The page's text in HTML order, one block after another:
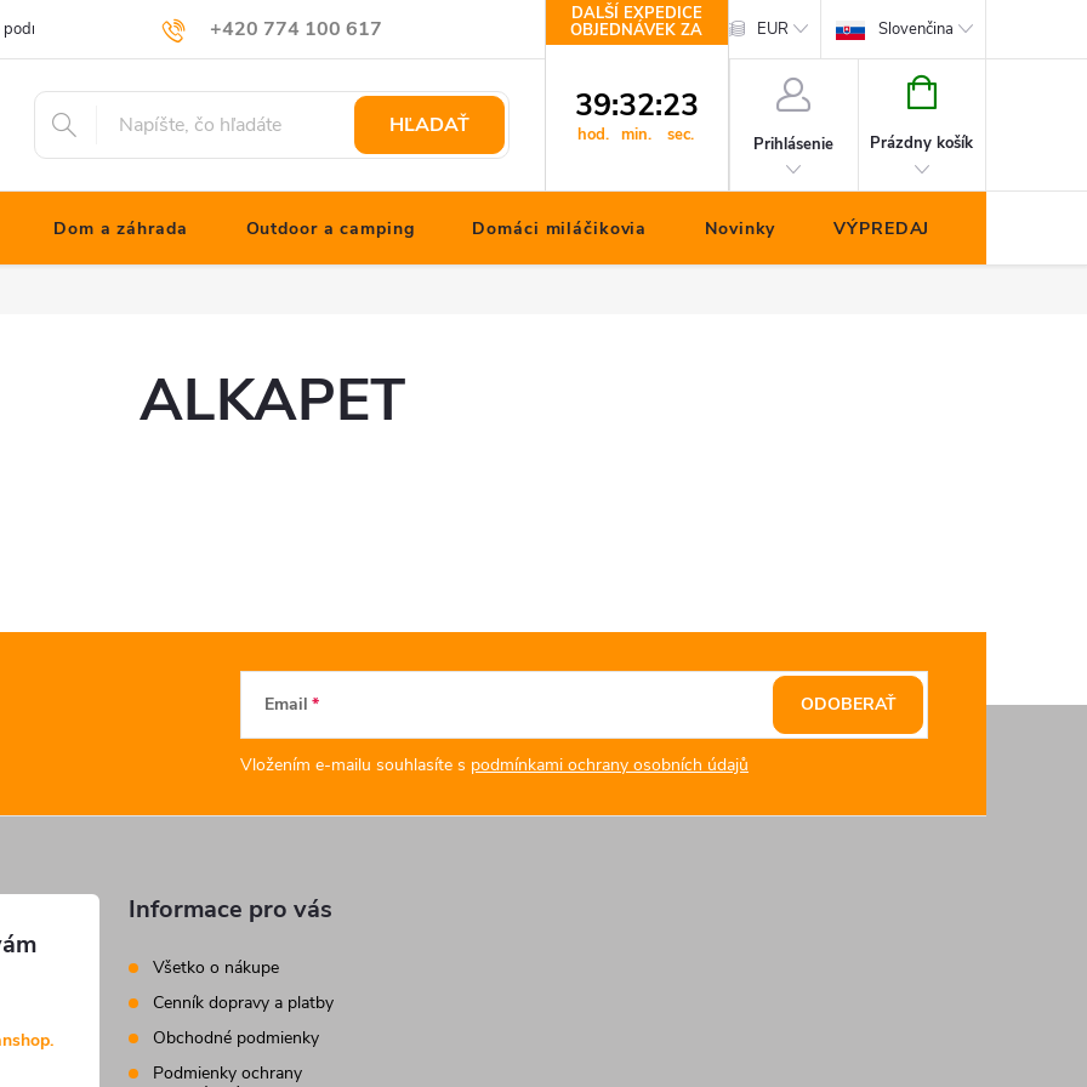
+420 774 100 617
info@jonathanshop.cz
Podmienky ochrany osobných údajov Blog JONATHNshop.cz Kontakty EUR Slovenčina
HĽADAŤ
DALŠÍ EXPEDICE
OBJEDNÁVEK ZA
39
hod.
:32
min.
:22
sec. Prihlásenie
NÁKUPNÝ
Prázdny košík
Dom a záhrada Outdoor a camping Domáci miláčikovia Novinky VÝPREDAJ
ALKAPET
Email
Vložením e-mailu souhlasíte s podmínkami ochrany osobních údajů
ODOBERAŤ
Informace pro vás
Všetko o nákupe
Cenník dopravy a platby
Obchodné podmienky
Podmienky ochrany